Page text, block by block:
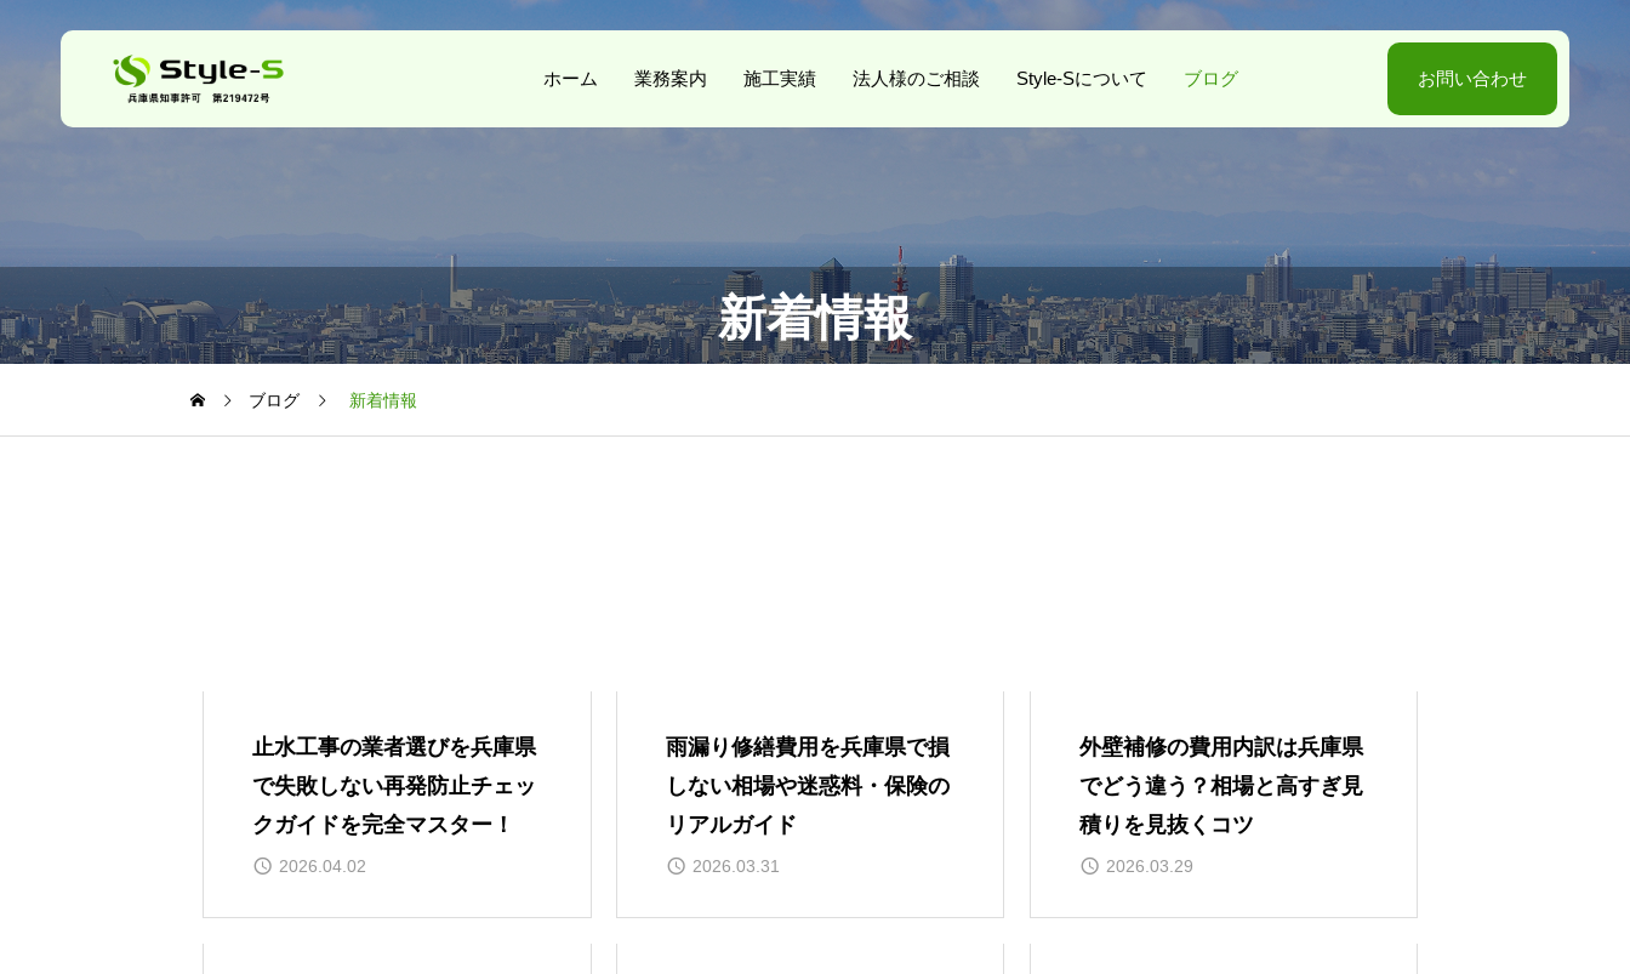
ホーム 業務案内 施工実績 法人様のご相談 Style-Sについて ブログ お問い合わせ
新着情報
ブログ 新着情報
止水工事の業者選びを兵庫県
で失敗しない再発防止チェッ
クガイドを完全マスター！
2026.04.02
雨漏り修繕費用を兵庫県で損
しない相場や迷惑料・保険の
リアルガイド
2026.03.31
外壁補修の費用内訳は兵庫県
でどう違う？相場と高すぎ見
積りを見抜くコツ
2026.03.29